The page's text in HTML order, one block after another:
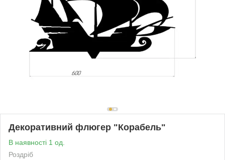
Декоративний флюгер "Корабель"
В наявності 1 од.
Роздріб